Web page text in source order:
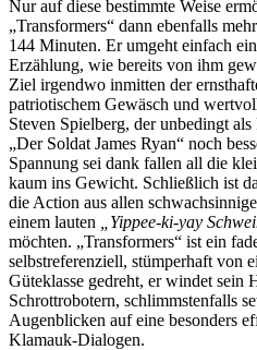
Nur auf diese bestimmte Weise
„Transformers“ dann ebenfalls
144 Minuten. Er umgeht einfach
Erzählung, wie bereits von ihm
Ziel irgendwo inmitten der
patriotischem Gewäsch und
Steven Spielberg, der unbedingt
„Der Soldat James Ryan“ noch
Spannung sei dank fallen all die
kaum ins Gewicht. Schließlich ist
die Action aus allen
einem lauten
„Yippee-ki-yay
möchten. „Transformers“ ist ein
selbstreferenziell, stümperhaft von
Güteklasse gedreht, er windet sein
Schrottrobotern, schlimmstenfalls
Augenblicken auf eine besonders
Klamauk-Dialogen.